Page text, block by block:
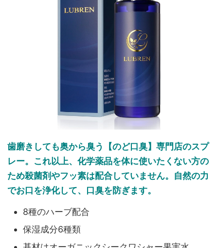
歯磨きしても奥から臭う【のど口臭】専門店のスプ
レー。これ以上、化学薬品を体に使いたくない方の
ため殺菌剤やフッ素は配合していません。自然の力
でお口を浄化して、口臭を防ぎます。
8種のハーブ配合
保湿成分6種類